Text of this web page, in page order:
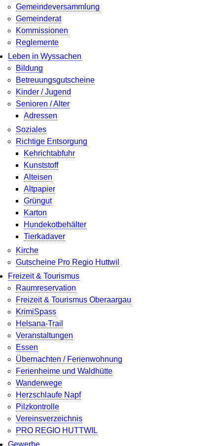
Gemeindeversammlung
Gemeinderat
Kommissionen
Reglemente
Leben in Wyssachen
Bildung
Betreuungsgutscheine
Kinder / Jugend
Senioren / Alter
Adressen
Soziales
Richtige Entsorgung
Kehrichtabfuhr
Kunststoff
Alteisen
Altpapier
Grüngut
Karton
Hundekotbehälter
Tierkadaver
Kirche
Gutscheine Pro Regio Huttwil
Freizeit & Tourismus
Raumreservation
Freizeit & Tourismus Oberaargau
KrimiSpass
Helsana-Trail
Veranstaltungen
Essen
Übernachten / Ferienwohnung
Ferienheime und Waldhütte
Wanderwege
Herzschlaufe Napf
Pilzkontrolle
Vereinsverzeichnis
PRO REGIO HUTTWIL